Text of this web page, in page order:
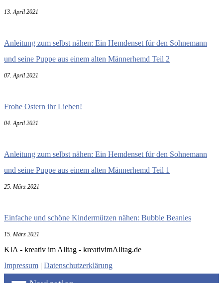
13. April 2021
Anleitung zum selbst nähen: Ein Hemdenset für den Sohnemann
und seine Puppe aus einem alten Männerhemd Teil 2
07. April 2021
Frohe Ostern ihr Lieben!
04. April 2021
Anleitung zum selbst nähen: Ein Hemdenset für den Sohnemann
und seine Puppe aus einem alten Männerhemd Teil 1
25. März 2021
Einfache und schöne Kindermützen nähen: Bubble Beanies
15. März 2021
KIA - kreativ im Alltag - kreativimAlltag.de
Impressum | Datenschutzerklärung